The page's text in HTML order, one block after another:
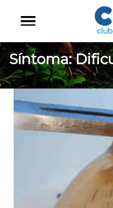
Síntoma: